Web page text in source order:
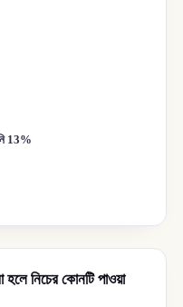
13%
হলে নিচের কোনটি পাওয়া